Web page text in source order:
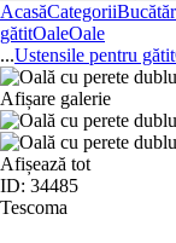
AcasăCategorii
gătitOaleOale
...Ustensile pentru gătit
Afișare galerie
Afișează tot
ID: 34485
Tescoma